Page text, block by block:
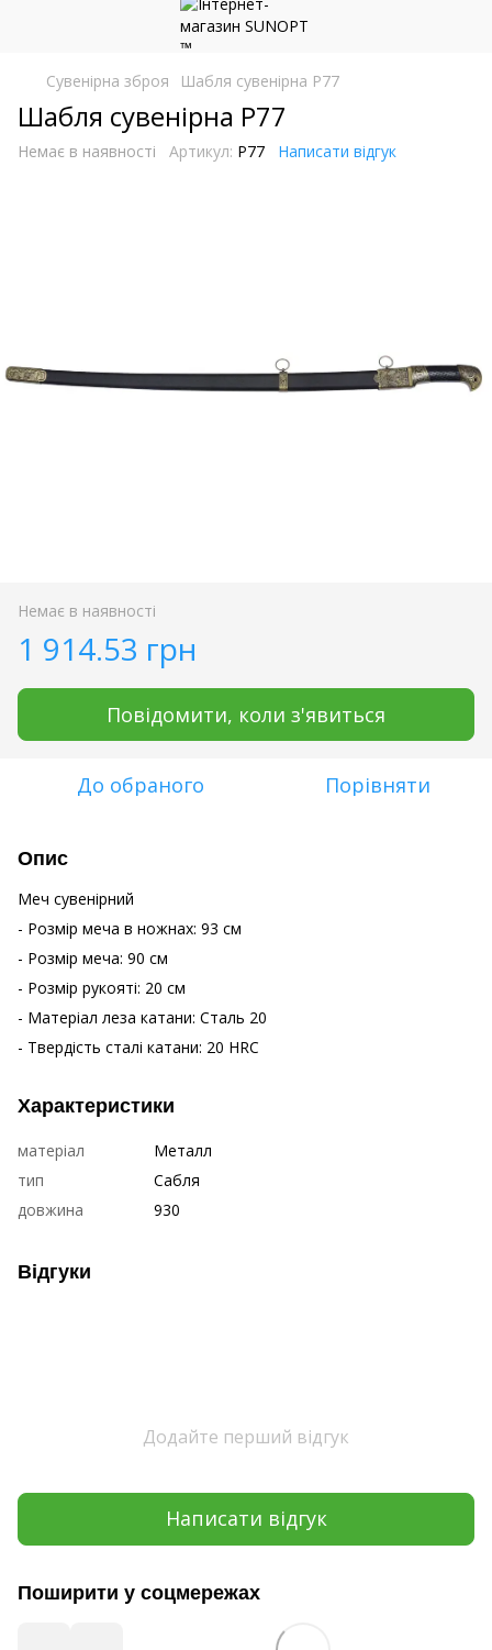
Сувенірна зброя Шабля сувенірна P77
Шабля сувенірна P77
Немає в наявності Артикул: P77 Написати відгук
Немає в наявності
1 914.53 грн
Повідомити, коли з'явиться
До обраного Порівняти
Опис
Меч сувенірний
- Розмір меча в ножнах: 93 см
- Розмір меча: 90 см
- Розмір рукояті: 20 см
- Матеріал леза катани: Сталь 20
- Твердість сталі катани: 20 HRC
Характеристики
матеріал
Металл
тип
Сабля
довжина
930
Відгуки
Додайте перший відгук
Написати відгук
Поширити у соцмережах